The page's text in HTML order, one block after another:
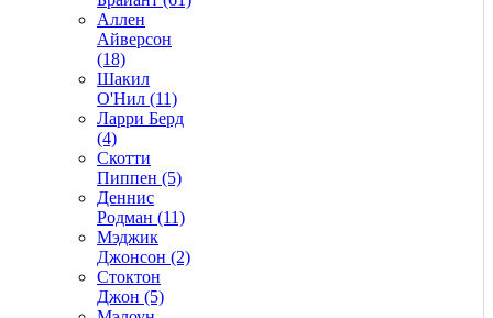
Аллен
Айверсон
(18)
Шакил
О'Нил (11)
Ларри Берд
(4)
Скотти
Пиппен (5)
Деннис
Родман (11)
Мэджик
Джонсон (2)
Стоктон
Джон (5)